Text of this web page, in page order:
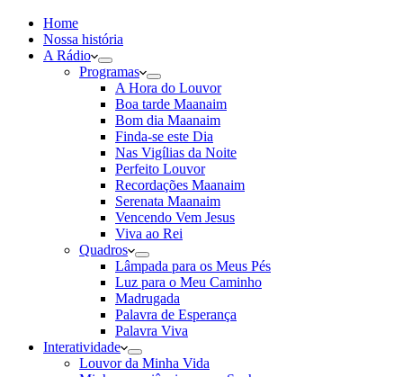
Home
Nossa história
A Rádio
Programas
A Hora do Louvor
Boa tarde Maanaim
Bom dia Maanaim
Finda-se este Dia
Nas Vigílias da Noite
Perfeito Louvor
Recordações Maanaim
Serenata Maanaim
Vencendo Vem Jesus
Viva ao Rei
Quadros
Lâmpada para os Meus Pés
Luz para o Meu Caminho
Madrugada
Palavra de Esperança
Palavra Viva
Interatividade
Louvor da Minha Vida